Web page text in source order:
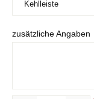
zusätzliche Angaben